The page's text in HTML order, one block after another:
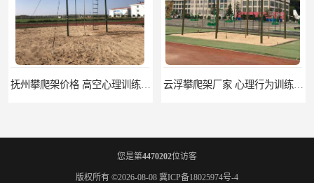
您是第4470202位访客
版权所有 ©2026-08-08 冀ICP备18025974号-4